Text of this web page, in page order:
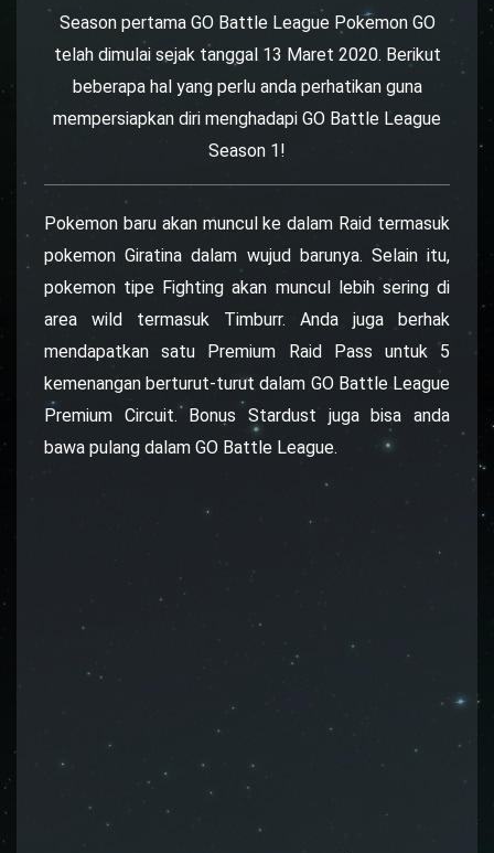
Season pertama GO Battle League Pokemon GO
telah dimulai sejak tanggal 13 Maret 2020. Berikut
beberapa hal yang perlu anda perhatikan guna
mempersiapkan diri menghadapi GO Battle League
Season 1!
Pokemon baru akan muncul ke dalam Raid termasuk
pokemon Giratina dalam wujud barunya. Selain itu,
pokemon tipe Fighting akan muncul lebih sering di
area wild termasuk Timburr. Anda juga berhak
mendapatkan satu Premium Raid Pass untuk 5
kemenangan berturut-turut dalam GO Battle League
Premium Circuit. Bonus Stardust juga bisa anda
bawa pulang dalam GO Battle League.